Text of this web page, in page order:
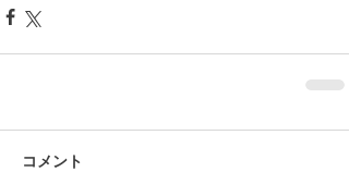
コメント